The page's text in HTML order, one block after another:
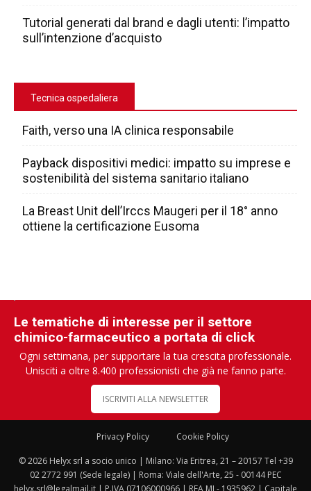
Tutorial generati dal brand e dagli utenti: l’impatto
sull’intenzione d’acquisto
Tecnica ospedaliera
Faith, verso una IA clinica responsabile
Payback dispositivi medici: impatto su imprese e
sostenibilità del sistema sanitario italiano
La Breast Unit dell’Irccs Maugeri per il 18° anno
ottiene la certificazione Eusoma
Le tematiche di interesse per il settore
chimico-farmaceutico a portata di click
Ogni settimana, per supportare la tua crescita professionale.
Unisciti a oltre 8.400 professionisti che già ne fanno parte.
ISCRIVITI ALLA NEWSLETTER
Privacy Policy Cookie Policy
© 2026 Helyx srl a socio unico | Milano: Via Eritrea, 21 – 20157 Tel +39
02 2772 991 (Sede legale) | Roma: Viale dell'Arte, 25 - 00144 PEC
helyx.srl@legalmail.it | P.IVA 07106000966 | REA MI - 1935962 | Capitale